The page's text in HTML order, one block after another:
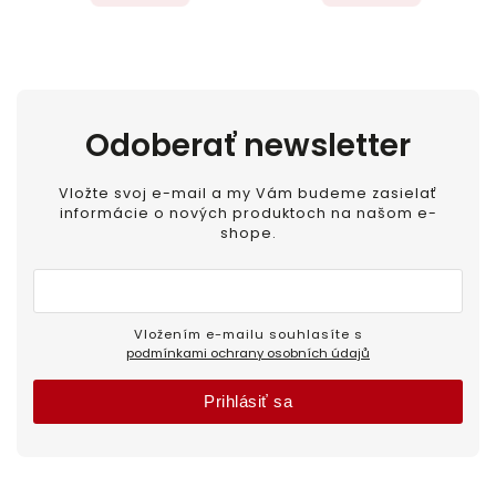
Odoberať newsletter
Vložte svoj e-mail a my Vám budeme zasielať
informácie o nových produktoch na našom e-
shope.
podmínkami ochrany osobních údajů
Prihlásiť sa